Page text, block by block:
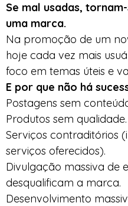
Se mal usadas,
uma marca.
Na promoção de um
hoje cada vez mais
foco em temas úteis e
E por que não há
Postagens sem
Produtos sem qualidade.
Serviços contraditórios
serviços oferecidos).
Divulgação massiva de
desqualificam a marca.
Desenvolvimento